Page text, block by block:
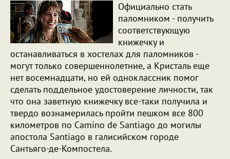
Официально стать
паломником - получить
соответствующую
книжечку и
останавливаться в хостелах для паломников -
могут только совершеннолетние, а Кристаль еще
нет восемнадцати, но ей одноклассник помог
сделать поддельное удостоверение личности, так
что она заветную книжечку все-таки получила и
твердо вознамерилась пройти пешком все 800
километров по Camino de Santiago до могилы
апостола Santiago в галисийском городе
Сантьяго-де-Компостела.